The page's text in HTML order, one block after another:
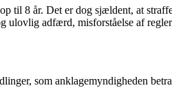
8 år. Det er dog sjældent, at
ulovlig adfærd, misforståelse af
som anklagemyndigheden